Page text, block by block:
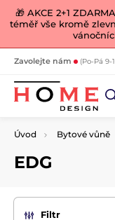
🎁 AKCE 2+1
téměř vše kromě
Zavolejte nám (Po-Pá 9-
Úvod Bytové vůně
EDG
Filtr